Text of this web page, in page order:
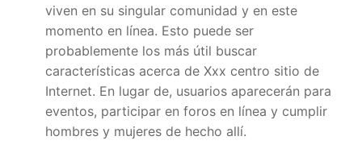
viven en su singular comunidad y en este
momento en línea. Esto puede ser
probablemente los más útil buscar
características acerca de Xxx centro sitio de
Internet. En lugar de, usuarios aparecerán para
eventos, participar en foros en línea y cumplir
hombres y mujeres de hecho allí.